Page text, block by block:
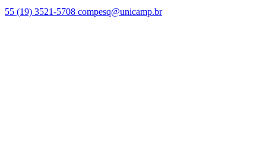
55 (19) 3521-5708 compesq@unicamp.br